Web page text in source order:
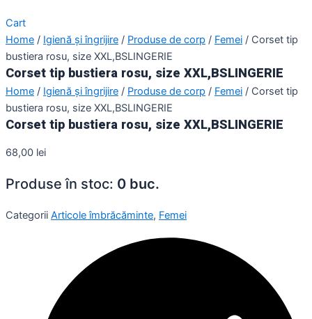
Cart
Home / Igienă și îngrijire / Produse de corp / Femei / Corset tip
bustiera rosu, size XXL,BSLINGERIE
Corset tip bustiera rosu, size XXL,BSLINGERIE
Home / Igienă și îngrijire / Produse de corp / Femei / Corset tip
bustiera rosu, size XXL,BSLINGERIE
Corset tip bustiera rosu, size XXL,BSLINGERIE
68,00 lei
Produse în stoc: 0 buc.
Categorii Articole îmbrăcăminte, Femei